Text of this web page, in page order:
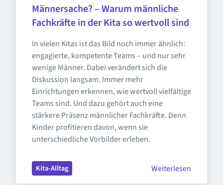
Männersache? – Warum männliche
Fachkräfte in der Kita so wertvoll sind
In vielen Kitas ist das Bild noch immer ähnlich:
engagierte, kompetente Teams – und nur sehr
wenige Männer. Dabei verändert sich die
Diskussion langsam. Immer mehr
Einrichtungen erkennen, wie wertvoll vielfältige
Teams sind. Und dazu gehört auch eine
stärkere Präsenz männlicher Fachkräfte. Denn
Kinder profitieren davon, wenn sie
unterschiedliche Vorbilder erleben.
Kita-Alltag Weiterlesen